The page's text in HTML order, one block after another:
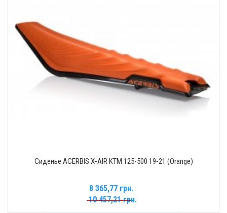
Сиденье ACERBIS X-AIR KTM 125-500 19-21 (Orange)
8 365,77 грн.
10 457,21 грн.